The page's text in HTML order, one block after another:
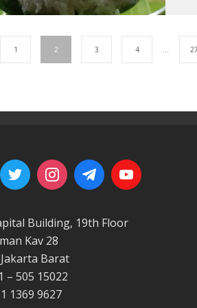
1 2 3 4 …
Building, 19th Floor
Kav 28
Barat
– 505 15022
1369 9627